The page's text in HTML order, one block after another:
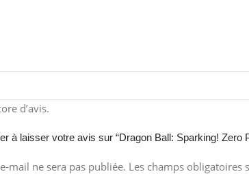
d’avis.
à laisser votre avis sur “Dragon Ball: Sparking! Zero
mail ne sera pas publiée. Les champs obligatoires